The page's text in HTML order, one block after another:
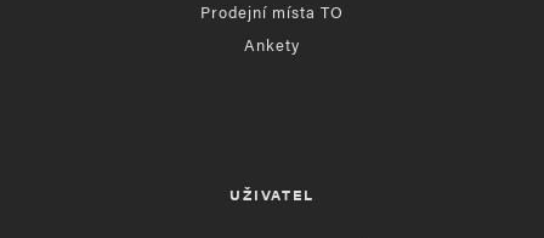
Prodejní místa TO
Ankety
UŽIVATEL